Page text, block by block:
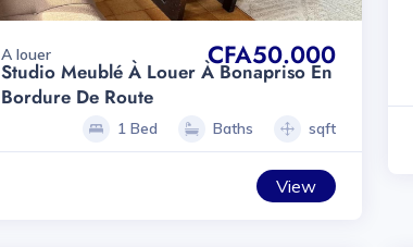
A louer CFA50.000
Studio Meublé À Louer À Bonapriso En
Bordure De Route
1 Bed Baths sqft
View